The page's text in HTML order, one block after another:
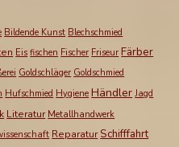
Bildende Kunst Blechschmied
Eis fischen Fischer Friseur Färber
Goldschläger Goldschmied
Hufschmied Hygiene Händler Jagd
Literatur Metallhandwerk
Reparatur Schifffahrt